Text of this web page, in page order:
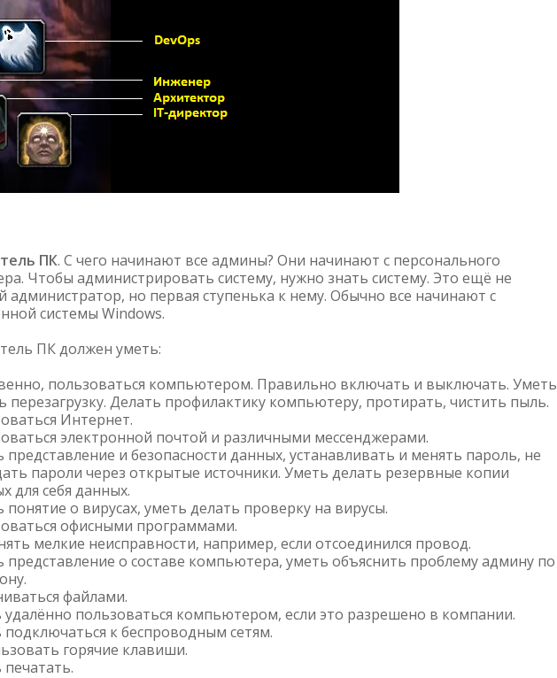
ПК. С чего начинают все админы? Они начинают с персонального
Чтобы администрировать систему, нужно знать систему. Это ещё не
администратор, но первая ступенька к нему. Обычно все начинают с
системы Windows.
ПК должен уметь:
пользоваться компьютером. Правильно включать и выключать. Уметь
перезагрузку. Делать профилактику компьютеру, протирать, чистить пыль.
Интернет.
электронной почтой и различными мессенджерами.
и безопасности данных, устанавливать и менять пароль, не
пароли через открытые источники. Уметь делать резервные копии
для себя данных.
о вирусах, уметь делать проверку на вирусы.
офисными программами.
мелкие неисправности, например, если отсоединился провод.
представление о составе компьютера, уметь объяснить проблему админу по
файлами.
пользоваться компьютером, если это разрешено в компании.
к беспроводным сетям.
горячие клавиши.